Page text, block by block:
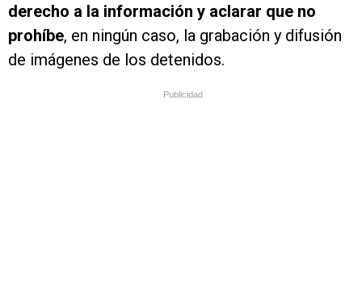
derecho a la información y aclarar que no
prohíbe, en ningún caso, la grabación y difusión
de imágenes de los detenidos.
Publicidad